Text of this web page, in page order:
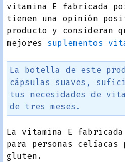
vitamina E fabricada
tienen una opinión
producto y consideran
mejores suplementos
La botella de este
cápsulas suaves,
tus necesidades de
de tres meses.
La vitamina E
para personas celíacas
gluten.